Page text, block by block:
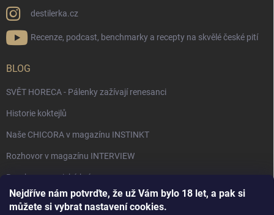
Nejdříve nám potvrďte, že už Vám bylo 18 let, a pak si
můžete si vybrat nastavení cookies.
destilerka.cz
Recenze, podcast, benchmarky a recepty na skvělé české pití
BLOG
SVĚT HORECA - Pálenky zažívají renesanci
Historie koktejlů
Naše CHICORA v magazínu INSTINKT
Rozhovor v magazínu INTERVIEW
Bourbon, americká krása.
Napsali v TÝDNU o naší práci